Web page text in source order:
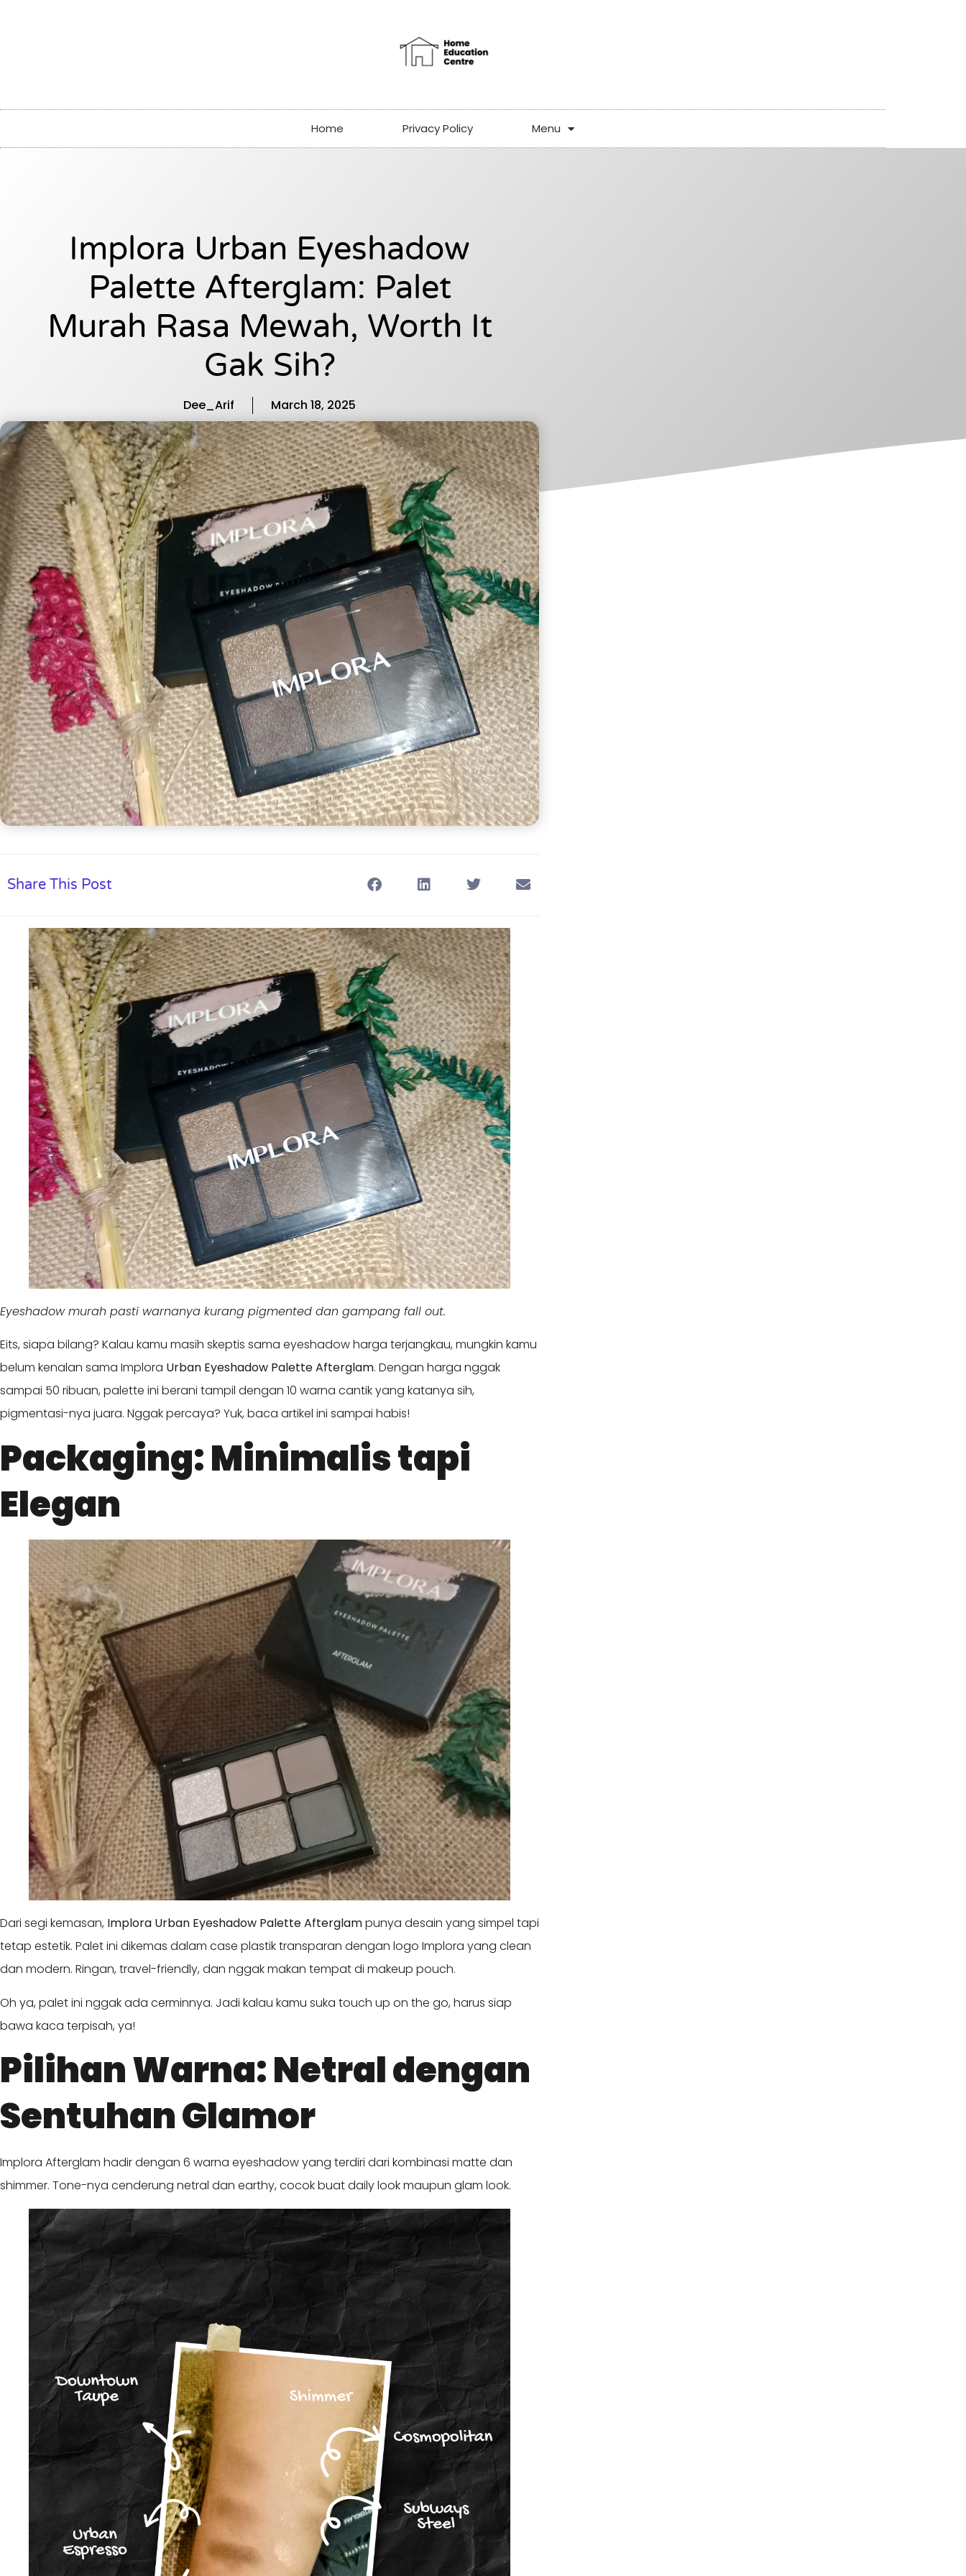
Home Privacy Policy Menu
Implora Urban Eyeshadow
Palette Afterglam: Palet
Murah Rasa Mewah, Worth It
Gak Sih?
Dee_Arif March 18, 2025
Share This Post
Eyeshadow murah pasti warnanya kurang pigmented dan gampang fall out.
Eits, siapa bilang? Kalau kamu masih skeptis sama eyeshadow harga terjangkau, mungkin kamu
belum kenalan sama Implora Urban Eyeshadow Palette Afterglam. Dengan harga nggak
sampai 50 ribuan, palette ini berani tampil dengan 10 warna cantik yang katanya sih,
pigmentasi-nya juara. Nggak percaya? Yuk, baca artikel ini sampai habis!
Packaging: Minimalis tapi
Elegan
Dari segi kemasan, Implora Urban Eyeshadow Palette Afterglampunya desain yang simpel tapi
tetap estetik. Palet ini dikemas dalam case plastik transparan dengan logo Implora yang clean
dan modern. Ringan, travel-friendly, dan nggak makan tempat di makeup pouch.
Oh ya, palet ini nggak ada cerminnya. Jadi kalau kamu suka touch up on the go, harus siap
bawa kaca terpisah, ya!
Pilihan Warna: Netral dengan
Sentuhan Glamor
Implora Afterglam hadir dengan 6 warna eyeshadow yang terdiri dari kombinasi matte dan
shimmer. Tone-nya cenderung netral dan earthy, cocok buat daily look maupun glam look.